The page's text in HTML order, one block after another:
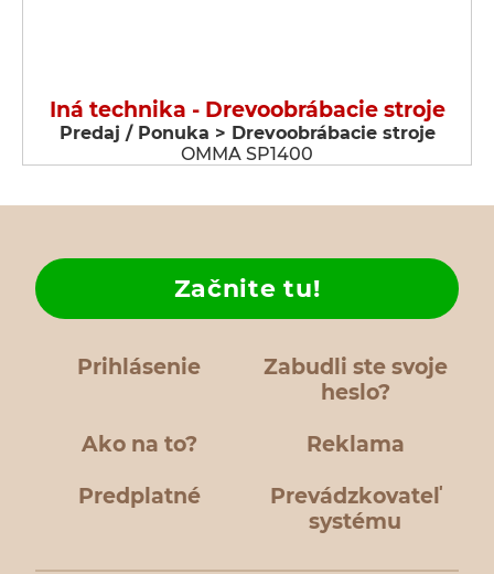
Iná technika - Drevoobrábacie stroje
Predaj / Ponuka > Drevoobrábacie stroje
OMMA SP1400
Prihlásenie
Zabudli ste svoje
heslo?
Ako na to?
Začnite tu!
Reklama
Predplatné
Prevádzkovateľ
systému